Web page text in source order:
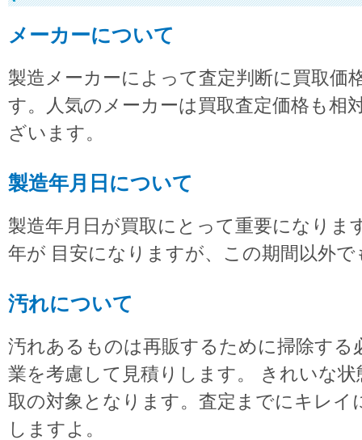
メーカーについて
製造メーカーによって査定判断に買取価
す。人気のメーカーは買取査定価格も相
ざいます。
製造年月日について
製造年月日が買取にとって重要になりま
年が 目安になりますが、この期間以外
汚れについて
汚れあるものは再販するために掃除する
業を考慮して見積りします。 きれいな
取の対象となります。査定までにキレ
しますよ。